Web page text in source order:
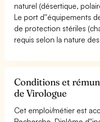
naturel (désertique,
Le port d''équipements
de protection stériles
requis selon la nature
Conditions et
de Virologue
Cet emploi/métier est